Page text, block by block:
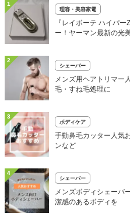
1
理容・美容家電
『レイボーテ ハイパ
ー！ヤーマン最新の光
2
シェーバー
メンズ用ヘアトリマー
毛・すね毛処理に
3
ボディケア
手動鼻毛カッター人気
ンなど
4
シェーバー
メンズボディシェーバ
潔感のあるボディを